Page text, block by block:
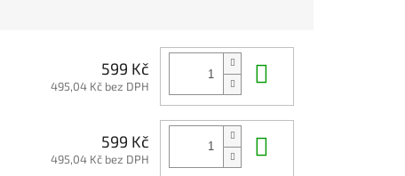
599 Kč
495,04 Kč bez DPH
599 Kč
495,04 Kč bez DPH